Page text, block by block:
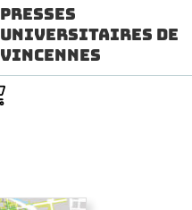
Presses
Universitaires de
Vincennes